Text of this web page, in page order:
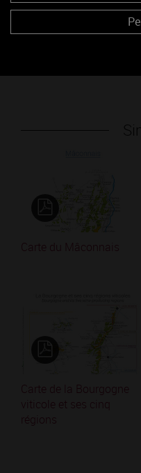
Route des vins carte
Carte du Mâconnais
Carte de la Bourgogne
viticole et ses cinq
régions